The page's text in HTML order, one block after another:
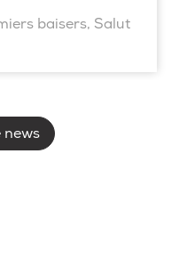
baisers, Salut
news